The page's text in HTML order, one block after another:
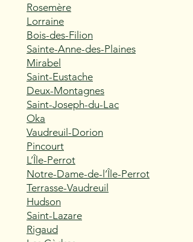
Rosemère
Lorraine
Bois-des-Filion
Sainte-Anne-des-Plaines
Mirabel
Saint-Eustache
Deux-Montagnes
Saint-Joseph-du-Lac
Oka
Vaudreuil-Dorion
Pincourt
L’Île-Perrot
Notre-Dame-de-l’Île-Perrot
Terrasse-Vaudreuil
Hudson
Saint-Lazare
Rigaud